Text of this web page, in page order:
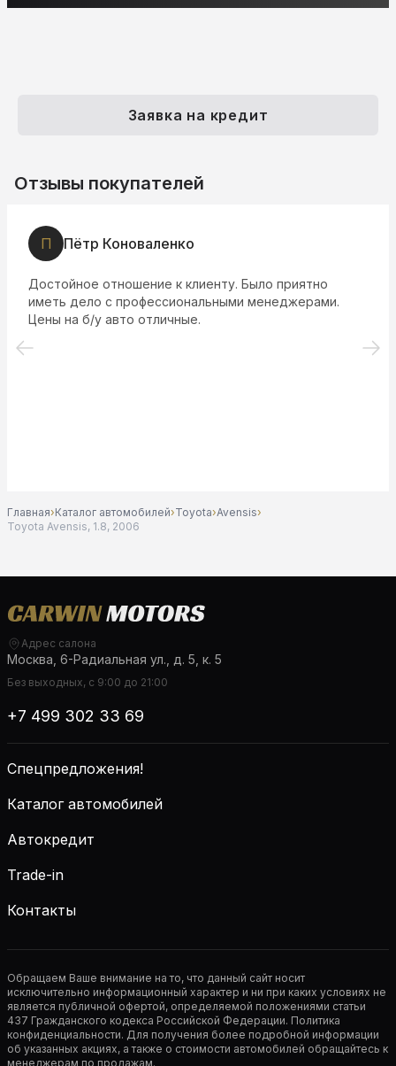
Заявка на кредит
Отзывы покупателей
П Пётр Коноваленко
Достойное отношение к клиенту. Было приятно
иметь дело с профессиональными менеджерами.
Цены на б/у авто отличные.
Главная›Каталог автомобилей›Toyota›Avensis›
Toyota Avensis, 1.8, 2006
Адрес салона
Москва, 6-Радиальная ул., д. 5, к. 5
Без выходных, с 9:00 до 21:00
+7 499 302 33 69
Спецпредложения!
Каталог автомобилей
Автокредит
Trade-in
Контакты
Обращаем Ваше внимание на то, что данный сайт носит
исключительно информационный характер и ни при каких условиях не
является публичной офертой, определяемой положениями статьи
437 Гражданского кодекса Российской Федерации. Политика
конфиденциальности. Для получения более подробной информации
об указанных акциях, а также о стоимости автомобилей обращайтесь к
менеджерам по продажам.